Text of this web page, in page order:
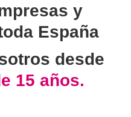
y
España
desde
15 años.